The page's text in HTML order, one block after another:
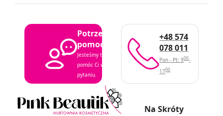
Potrzebujesz
pomocy?
Jesteśmy tutaj, aby
pomóc Ci w każdym
pytaniu.
+48 574
078 011
Pon - Pt: 900-
1700
Na Skróty